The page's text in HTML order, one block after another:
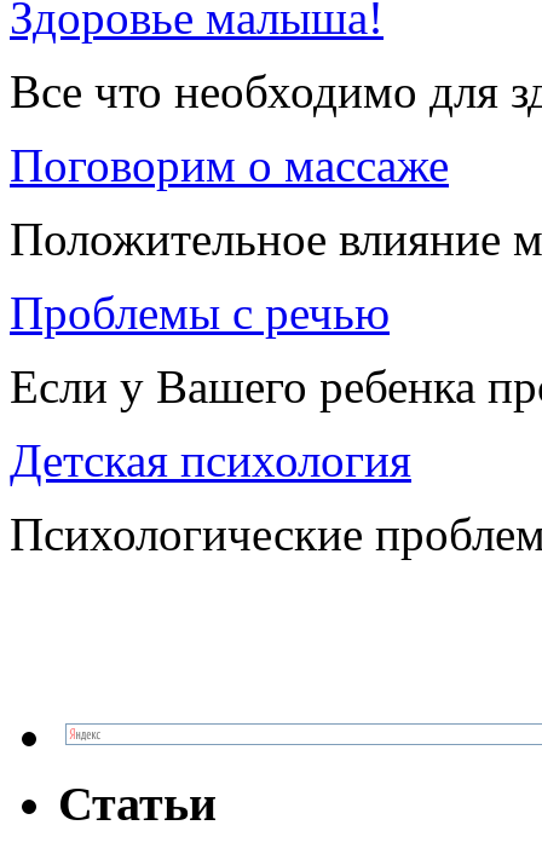
Здоровье малыша!
Все что необходимо для
Поговорим о массаже
Положительное влияние
Проблемы с речью
Если у Вашего ребенка
Детская психология
Психологические
Статьи